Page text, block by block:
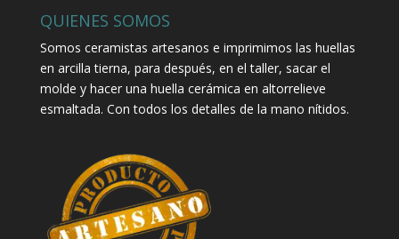
QUIENES SOMOS
Somos ceramistas artesanos e imprimimos las huellas
en arcilla tierna, para después, en el taller, sacar el
molde y hacer una huella cerámica en altorrelieve
esmaltada. Con todos los detalles de la mano nítidos.